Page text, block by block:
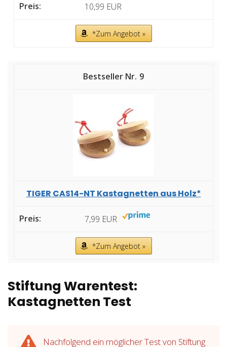
10,99 EUR
*Zum Angebot »
9
TIGER CAS14-NT Kastagnetten aus Holz*
7,99 EUR
*Zum Angebot »
Stiftung Warentest:
Kastagnetten Test
Nachfolgend ein möglicher Test von Stiftung